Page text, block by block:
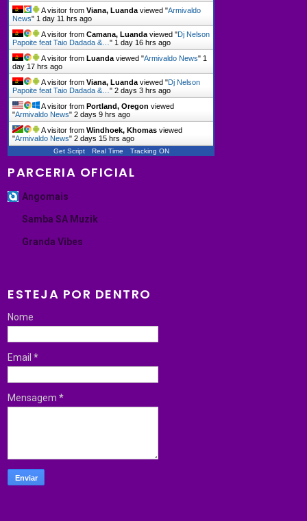
A visitor fromViana, Luanda viewed "Armivaldo
News" 1 day 11 hrs ago
A visitor fromCamana, Luanda viewed "Dj Nelson
Papoite feat Taio Dadada &…" 1 day 16 hrs ago
A visitor from Luanda viewed "Armivaldo News" 1
day 17 hrs ago
A visitor fromViana, Luanda viewed "Dj Nelson
Papoite feat Taio Dadada &…"2 days 3 hrs ago
A visitor from Portland, Oregon viewed
"Armivaldo News"2 days 9 hrs ago
A visitor fromWindhoek, Khomas viewed
"Armivaldo News"2 days 15 hrs ago
Get Script Real Time Tracking ON
PARCERIA OFICIAL
Angomais
Samba SA Muzik
Granda Vibes
ESTEJA POR DENTRO
Nome
Email*
Mensagem*